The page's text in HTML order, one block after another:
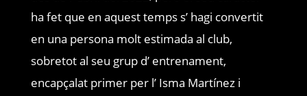
ha fet que en aquest temps s’ hagi convertit
en una persona molt estimada al club,
sobretot al seu grup d’ entrenament,
encapçalat primer per l’ Isma Martínez i